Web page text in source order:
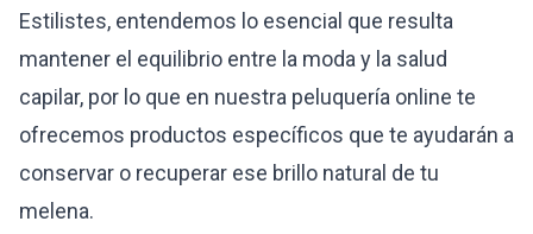
Estilistes, entendemos lo esencial que resulta
mantener el equilibrio entre la moda y la salud
capilar, por lo que en nuestra peluquería online te
ofrecemos productos específicos que te ayudarán a
conservar o recuperar ese brillo natural de tu
melena.